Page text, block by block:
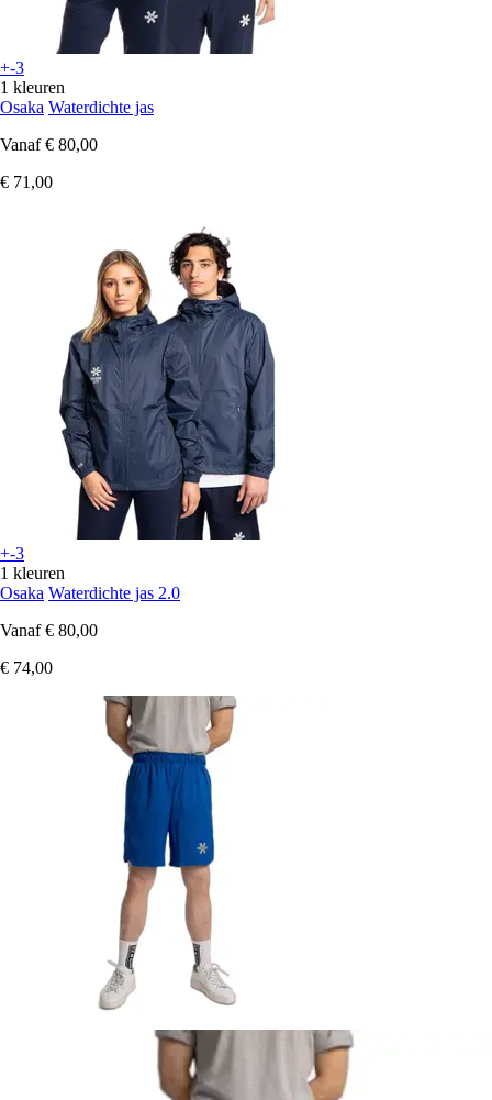
+-3
1 kleuren
Osaka Waterdichte jas
Vanaf € 80,00
€ 71,00
+-3
1 kleuren
Osaka Waterdichte jas 2.0
Vanaf € 80,00
€ 74,00